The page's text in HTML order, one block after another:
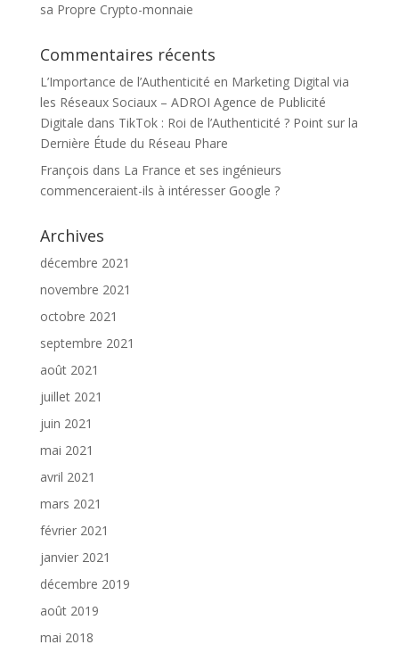
sa Propre Crypto-monnaie
Commentaires récents
L’Importance de l’Authenticité en Marketing Digital via
les Réseaux Sociaux – ADROI Agence de Publicité
Digitale dans TikTok : Roi de l’Authenticité ? Point sur la
Dernière Étude du Réseau Phare
François dans La France et ses ingénieurs
commenceraient-ils à intéresser Google ?
Archives
décembre 2021
novembre 2021
octobre 2021
septembre 2021
août 2021
juillet 2021
juin 2021
mai 2021
avril 2021
mars 2021
février 2021
janvier 2021
décembre 2019
août 2019
mai 2018